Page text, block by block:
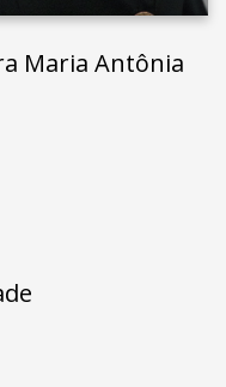
Maria Antônia